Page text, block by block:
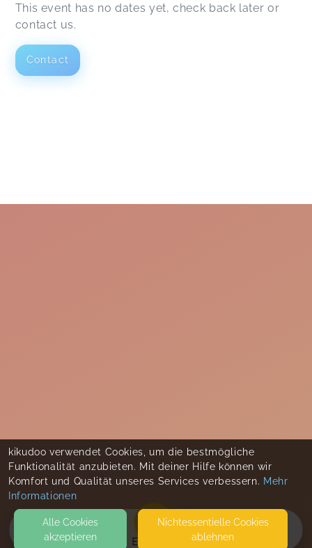
EVENTS
This event has no dates yet, check back later or
contact us.
Contact
kikudoo verwendet Cookies, um die bestmögliche
Funktionalität anzubieten. Mit deiner Hilfe können wir
Komfort und Qualität unseres Services verbessern. Mehr
Informationen
Alle Cookies
akzeptieren
Nicht­essentielle Cookies
ablehnen